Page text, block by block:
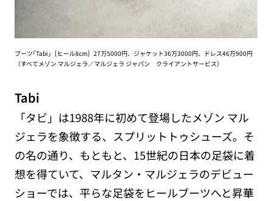
ブーツ｢Tabi｣［ヒール8cm］27万5000円、ジャケット36万3000円、ドレス46万900円
（すべてメゾン マルジェラ／マルジェラ ジャパン クライアントサービス）
Tabi
「タビ」は1988年に初めて登場したメゾン マル
ジェラを象徴する、スプリットトゥシューズ。そ
の名の通り、もともと、15世紀の日本の足袋に着
想を得ていて、マルタン・マルジェラのデビュー
ショーでは、平らな足袋をヒールブーツへと昇華